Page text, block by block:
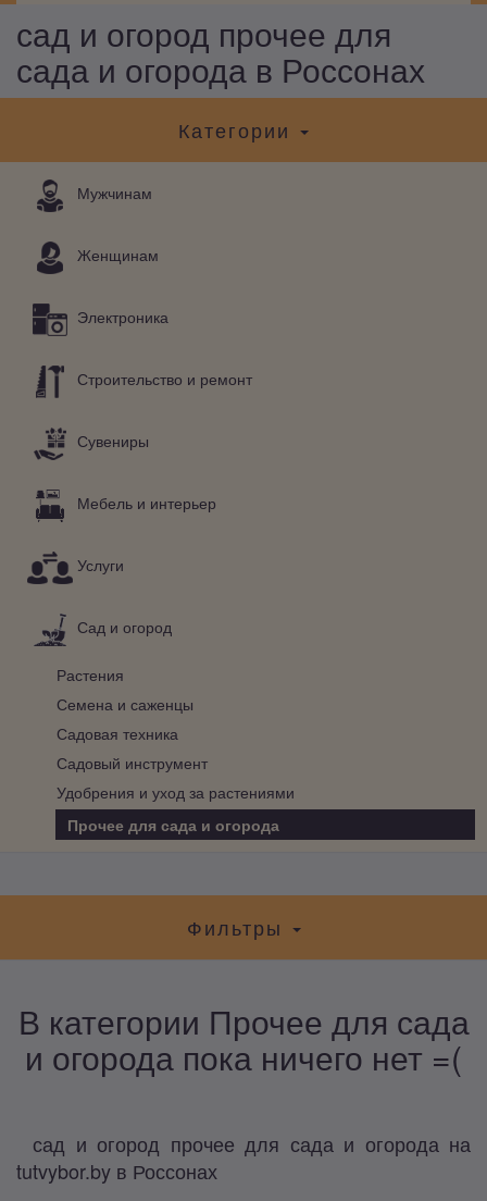
сад и огород прочее для
сада и огорода в Россонах
Категории
Мужчинам
Женщинам
Электроника
Строительство и ремонт
Сувениры
Мебель и интерьер
Услуги
Сад и огород
Растения
Семена и саженцы
Садовая техника
Садовый инструмент
Удобрения и уход за растениями
Прочее для сада и огорода
Фильтры
В категории Прочее для сада
и огорода пока ничего нет =(
сад и огород прочее для сада и огорода на
tutvybor.by в Россонах